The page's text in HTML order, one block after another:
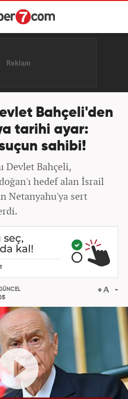
Bahçeli'den
tarihi ayar:
sahibi!
Devlet Bahçeli,
hedef alan İsrail
Netanyahu'ya sert